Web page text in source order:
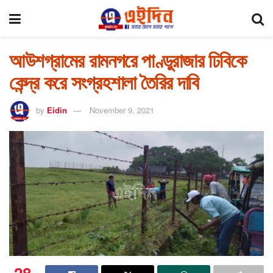
আউশগ্রামের রামনগরে পাণ্ডুরাজার ঢিবিকে
কেন্দ্র করে সংগ্রহশালা তৈরির দাবি
by Eidin November 9, 2021